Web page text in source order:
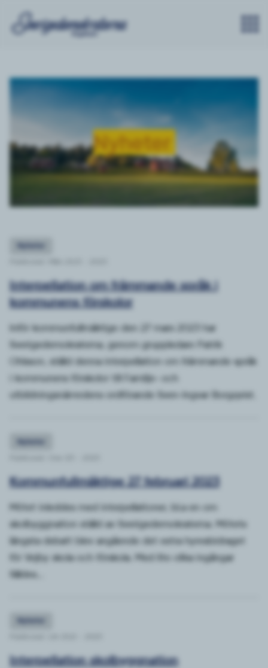
Nyheter
Interpellation om främmande språk i
kommunens förskolor
Inför kommunfullmäktige den 27 mars 2023 har
Sverigedemokraterna, genom gruppledare Patrik
Ohlsson, ställd denna interpellation om främmande språk
i kommunens förskolor till Familje- och
utbildningsnämndens ordförande Sven-Ingvar Borgqvist.
Nyheter
Kommunfullmäktige 27 februari 2023
Mötet inleddes med interpellationer, bl.a en om
skolbyggnation ställd av Sverigedemokraterna. Mötets
längsta debatt blev angående det extra hyresbidraget
för Vejby skola och förskola. Med lite olika ingångar
fälldes...
Interpellation skolbyggnation